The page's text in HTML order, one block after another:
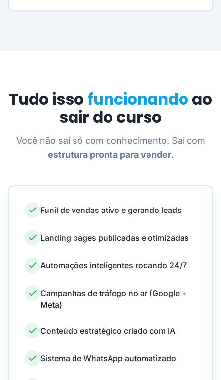
Tudo isso funcionando ao
sair do curso
Você não sai só com conhecimento. Sai com
estrutura pronta para vender.
Funil de vendas ativo e gerando leads
Landing pages publicadas e otimizadas
Automações inteligentes rodando 24/7
Campanhas de tráfego no ar (Google +
Meta)
Conteúdo estratégico criado com IA
Sistema de WhatsApp automatizado